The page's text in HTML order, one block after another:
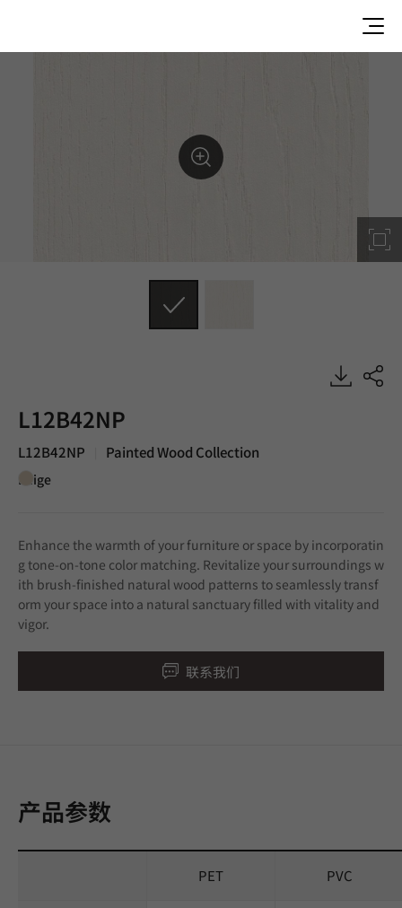
L12B42NP
L12B42NP Painted Wood Collection
Beige
Enhance the warmth of your furniture or space by incorporatin
g tone-on-tone color matching. Revitalize your surroundings w
ith brush-finished natural wood patterns to seamlessly transf
orm your space into a natural sanctuary filled with vitality and
vigor.
联系我们
产品参数
PET PVC